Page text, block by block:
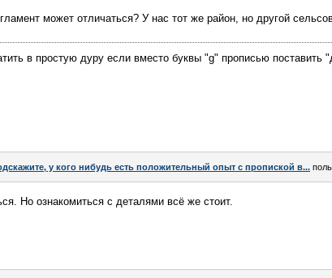
может отличаться? У нас тот же район, но другой
в простую дуру если вместо буквы "g" прописью поставить
у кого нибудь есть положительный опыт с пропиской в...
Но ознакомиться с деталями всё же стоит.